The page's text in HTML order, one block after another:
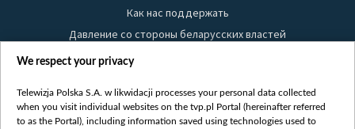
Как нас поддержать
Давление со стороны беларусских властей
Правила использования материалов
Безопасность
Youtube
We respect your privacy
Telewizja Polska S.A. w likwidacji processes your personal data collected
when you visit individual websites on the tvp.pl Portal (hereinafter referred
to as the Portal), including information saved using technologies used to